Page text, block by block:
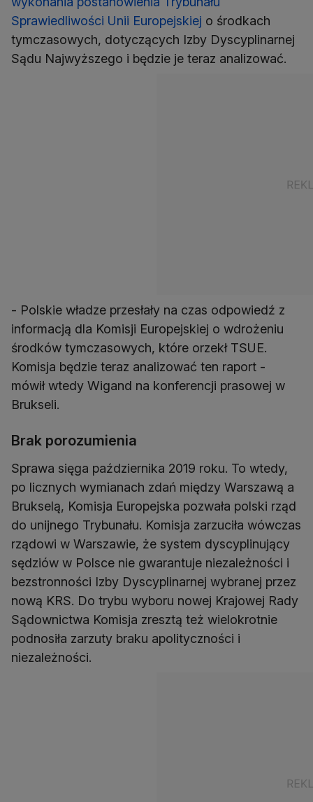
Sprawiedliwości Unii Europejskiej o środkach
tymczasowych, dotyczących Izby Dyscyplinarnej
Sądu Najwyższego i będzie je teraz analizować.
- Polskie władze przesłały na czas odpowiedź z
informacją dla Komisji Europejskiej o wdrożeniu
środków tymczasowych, które orzekł TSUE.
Komisja będzie teraz analizować ten raport -
mówił wtedy Wigand na konferencji prasowej w
Brukseli.
Brak porozumienia
Sprawa sięga października 2019 roku. To wtedy,
po licznych wymianach zdań między Warszawą a
Brukselą, Komisja Europejska pozwała polski rząd
do unijnego Trybunału. Komisja zarzuciła wówczas
rządowi w Warszawie, że system dyscyplinujący
sędziów w Polsce nie gwarantuje niezależności i
bezstronności Izby Dyscyplinarnej wybranej przez
nową KRS. Do trybu wyboru nowej Krajowej Rady
Sądownictwa Komisja zresztą też wielokrotnie
podnosiła zarzuty braku apolityczności i
niezależności.